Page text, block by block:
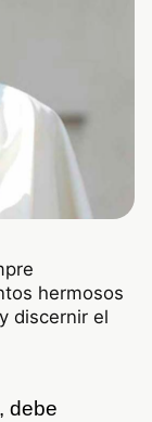
hermosos
discernir el
debe